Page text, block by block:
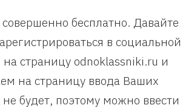
бесплатно. Давайте
в социальной
страницу odnoklassniki.ru и
на страницу ввода Ваших
будет, поэтому можно ввести